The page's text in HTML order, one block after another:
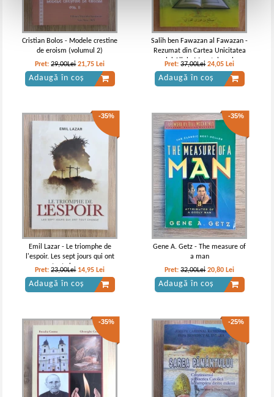
Cristian Bolos - Modele crestine
de eroism (volumul 2)
Pret:29,00Lei 21,75 Lei
Adaugă în coș
Salih ben Fawazan al Fawazan -
Rezumat din Cartea Unicitatea
lui Allah. Monoteismul
Pret:37,00Lei 24,05 Lei
Adaugă în coș
-35%
Emil Lazar - Le triomphe de
l'espoir. Les sept jours qui ont
tput change
Pret:23,00Lei 14,95 Lei
Adaugă în coș
-35%
Gene A. Getz - The measure of
a man
Pret:32,00Lei 20,80 Lei
Adaugă în coș
-35% -25%